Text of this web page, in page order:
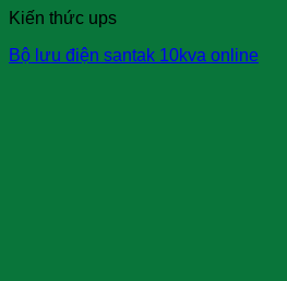
Kiến thức ups
Bộ lưu điện santak 10kva online